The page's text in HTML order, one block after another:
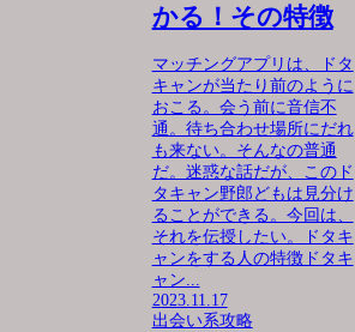
かる！その特徴
マッチングアプリは、ドタ
キャンが当たり前のように
おこる。会う前に音信不
通。待ち合わせ場所にだれ
も来ない。そんなの普通
だ。迷惑な話だが、このド
タキャン野郎どもは見分け
ることができる。今回は、
それを伝授したい。ドタキ
ャンをする人の特徴ドタキ
ャン...
2023.11.17
出会い系攻略